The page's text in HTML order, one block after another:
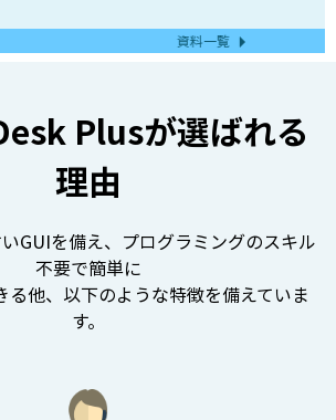
Plusが選ばれる
理由
GUIを備え、プログラミングのスキル
不要で簡単に
る他、以下のような特徴を備えていま
す。